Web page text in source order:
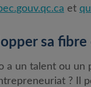
et
sa
a un talent ou un
? Il